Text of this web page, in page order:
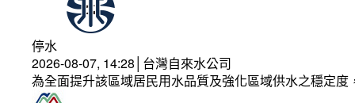
停水
2026-08-07, 14:28│台灣自來水公司
為全面提升該區域居民用水品質及強化區域供水之穩定